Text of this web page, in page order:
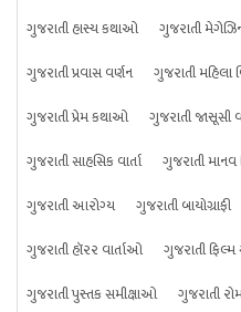
ગુજરાતી હાસ્ય કથાઓ
ગુજરાતી
ગુજરાતી પ્રવાસ વર્ણન
ગુજરાતી મહિલા
ગુજરાતી પ્રેમ કથાઓ
ગુજરાતી જાસૂસી
ગુજરાતી સાહસિક વાર્તા
ગુજરાતી માનવ
ગુજરાતી આરોગ્ય
ગુજરાતી બાયોગ્રાફી
ગુજરાતી હૉરર વાર્તાઓ
ગુજરાતી
ગુજરાતી પુસ્તક સમીક્ષાઓ
ગુજરાતી